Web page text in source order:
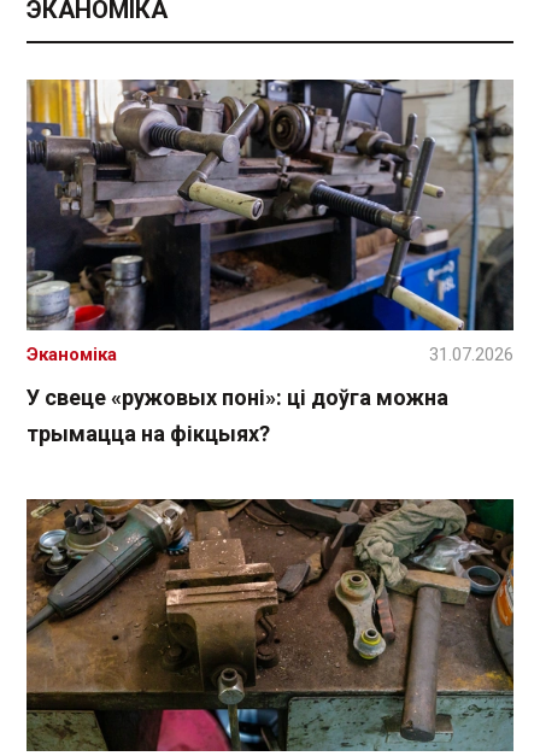
ЭКАНОМІКА
У свеце «ружовых поні»: ці доўга можна
трымацца на фікцыях?
Эканоміка 31.07.2026